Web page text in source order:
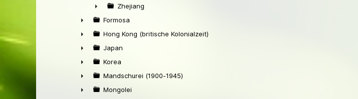
►
►
Zhejiang
►
Formosa
►
Hong Kong (britische Kolonialzeit)
►
Japan
►
Korea
►
Mandschurei (1900-1945)
Mongolei